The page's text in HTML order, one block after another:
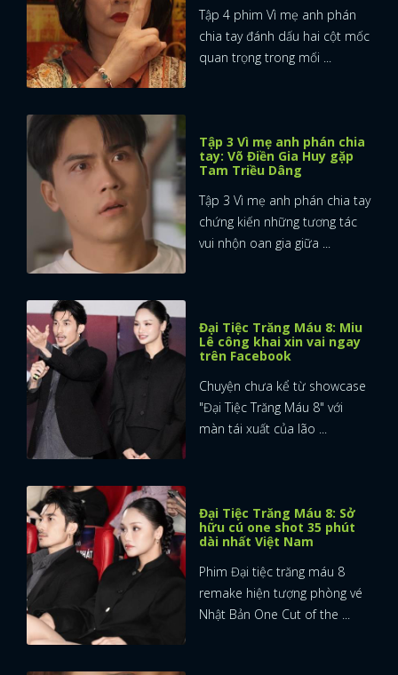
Tập 4 phim Vì mẹ anh phán
chia tay đánh dấu hai cột mốc
quan trọng trong mối ...
Tập 3 Vì mẹ anh phán chia
tay: Võ Điền Gia Huy gặp
Tam Triều Dâng
Tập 3 Vì mẹ anh phán chia tay
chứng kiến những tương tác
vui nhộn oan gia giữa ...
Đại Tiệc Trăng Máu 8: Miu
Lê công khai xin vai ngay
trên Facebook
Chuyện chưa kể từ showcase
"Đại Tiệc Trăng Máu 8" với
màn tái xuất của lão ...
Đại Tiệc Trăng Máu 8: Sở
hữu cú one shot 35 phút
dài nhất Việt Nam
Phim Đại tiệc trăng máu 8
remake hiện tượng phòng vé
Nhật Bản One Cut of the ...